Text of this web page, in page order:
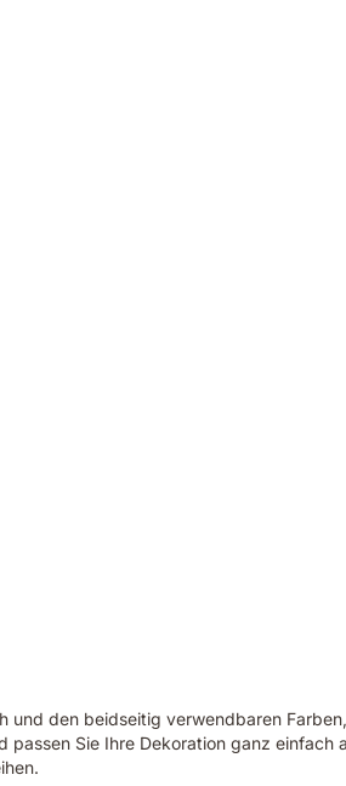
den beidseitig verwendbaren
Sie Ihre Dekoration ganz